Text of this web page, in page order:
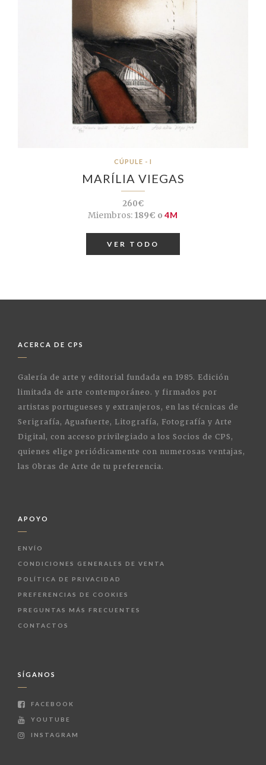
CÚPULE - I
MARÍLIA VIEGAS
260€
Miembros: 189€ o 4M
VER TODO
ACERCA DE CPS
Galería de arte y editorial fundada en 1985. Edición
limitada de arte contemporáneo. y firmados por
artistas portugueses y extranjeros, en las técnicas de
Serigrafía, Aguafuerte, Litografía, Fotografía y Arte
Digital, con acceso privilegiado a los Socios de CPS,
quienes elige periódicamente con numerosas ventajas,
las Obras de Arte de tu preferencia.
APOYO
ENVÍO
CONDICIONES GENERALES DE VENTA
POLÍTICA DE PRIVACIDAD
PREFERENCIAS DE COOKIES
PREGUNTAS MÁS FRECUENTES
CONTACTOS
SÍGANOS
FACEBOOK
YOUTUBE
INSTAGRAM